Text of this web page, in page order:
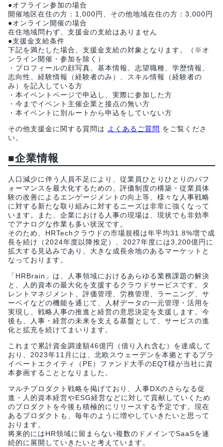
●オフライン参加の場合
開催地区在住の方：1,000円、その他地域在住の方：3,000円
●オンライン開催の場合
在住地域問わず、支援金の支給はありません
●支援金支給条件
下記を満たした場合、支援金支給の対象となります。（※オ
ンライン開催・参加を除く）
・プロフィールの顔写真、基本情報、志望職種、学歴情報、
志向性、経験情報（経験者のみ）、スキル情報（経験者の
み）を記入している方
・本イベントページで申込し、実際に参加した方
・今までイベント主催企業と接点の無い方
・本イベントに別ルートから申込をしていない方
その他支援金に関する質問は よくあるご質問 をご覧くださ
い。
■企業情報
人口減少に伴う人員不足により、従業員ひとりひとりのパフ
ォーマンスを最大化するための、評価制度の構築・従業員体
験の改善によるエンゲージメントの向上等、様々な人事戦略
に対する新たな取り組みに対するニーズは非常に強くなって
います。また、企業における人事の現場は、現状でも非効率
でアナログな作業も多い状況です。
そのため、HRTechクラウドの市場規模は年平均31.8%増で成
長を続け（2024年度以降推定）、2027年度には3,200億円に
拡大する見込みであり、大きな成長余地のあるマーケットと
なっております。
「HRBrain」は、人事領域におけるあらゆる業務課題の解決
と、人的資本の最大化を支援するクラウドサービスです。タ
レントマネジメント、評価管理、労務管理、ラーニング、サ
ーベイなどの機能を通じて、人材データの一元管理・活用を
実現し、戦略人事の推進と経営の意思決定を支援します。今
後も、人事・経営の未来を支える基盤として、サービスの進
化と拡充を続けてまいります。
これまで累計資金調達額46億円（借り入れ含む）を達成して
おり、2023年11月には、北欧スウェーデンを本拠とするプラ
イベートエクイティ（PE）ファンド大手のEQT様が当社に資
本参画することとなりました。
マルチプロダクト戦略を掲げており、人事DXのさらなる促
進・人的資本経営やESG経営などに対して貢献していくため
のプロダクトを今後も積極的にリリースする予定です。現在
あるプロダクトも、毎年のように増やしていきたいと思って
おります。
将来的にはHR領域に留まらない複数のドメインでSaaSを連
続的に展開していきたいと考えています。